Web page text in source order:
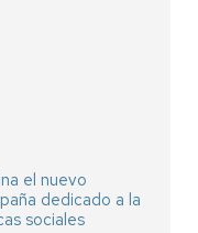
el nuevo
dedicado a la
sociales